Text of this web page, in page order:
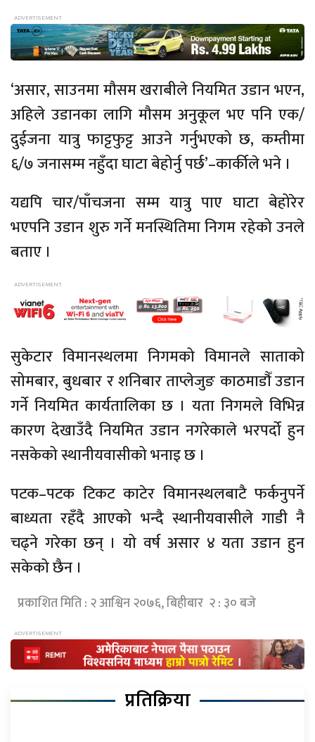
‘असार, साउनमा मौसम खराबीले नियमित उडान भएन,
अहिले उडानका लागि मौसम अनुकूल भए पनि एक/
दुईजना यात्रु फाट्टफुट्ट आउने गर्नुभएको छ, कम्तीमा
६/७ जनासम्म नहुँदा घाटा बेहोर्नु पर्छ’–कार्कीले भने ।
यद्यपि चार/पाँचजना सम्म यात्रु पाए घाटा बेहोरेर
भएपनि उडान शुरु गर्ने मनस्थितिमा निगम रहेको उनले
बताए ।
सुकेटार विमानस्थलमा निगमको विमानले साताको
सोमबार, बुधबार र शनिबार ताप्लेजुङ काठमाडौँ उडान
गर्ने नियमित कार्यतालिका छ । यता निगमले विभिन्न
कारण देखाउँदै नियमित उडान नगरेकाले भरपर्दो हुन
नसकेको स्थानीयवासीको भनाइ छ ।
पटक–पटक टिकट काटेर विमानस्थलबाटै फर्कनुपर्ने
बाध्यता रहँदै आएको भन्दै स्थानीयवासीले गाडी नै
चढ्ने गरेका छन् । यो वर्ष असार ४ यता उडान हुन
सकेको छैन ।
प्रकाशित मिति : २ आश्विन २०७६, बिहीबार २ : ३० बजे
प्रतिक्रिया